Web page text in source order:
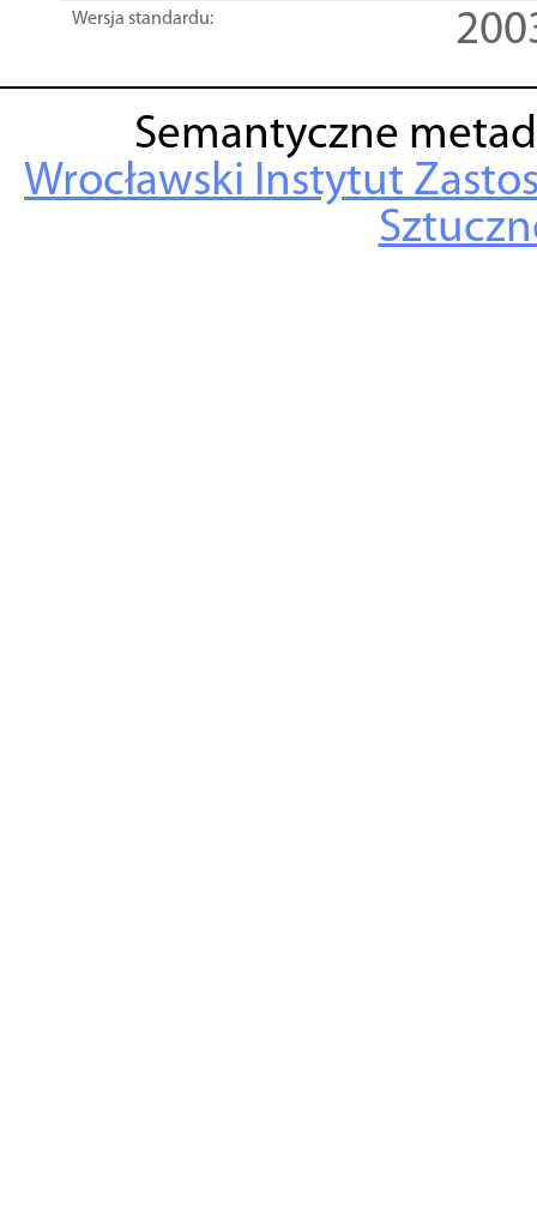
Wersja standardu:
Semantyczne
Wrocławski Instytut